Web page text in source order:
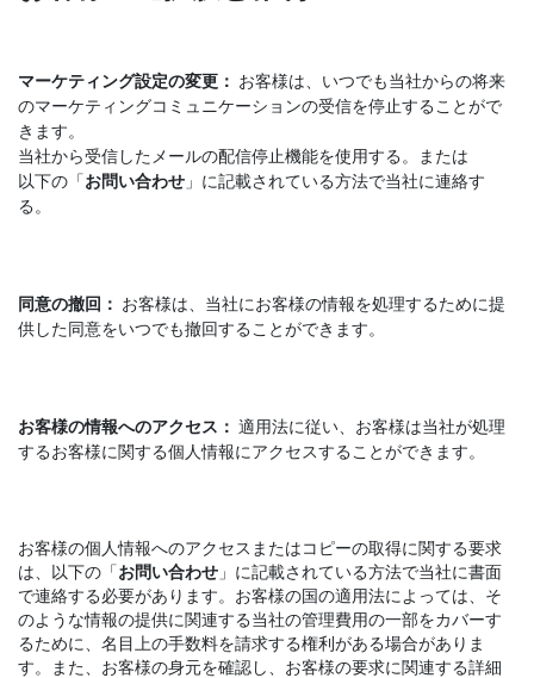
マーケティング設定の変更： お客様は、いつでも当社からの将来
のマーケティングコミュニケーションの受信を停止することがで
きます。
当社から受信したメールの配信停止機能を使用する。または
以下の「お問い合わせ 」に記載されている方法で当社に連絡す
る。
同意の撤回： お客様は、当社にお客様の情報を処理するために提
供した同意をいつでも撤回することができます。
お客様の情報へのアクセス： 適用法に従い、お客様は当社が処理
するお客様に関する個人情報にアクセスすることができます。
お客様の個人情報へのアクセスまたはコピーの取得に関する要求
は、以下の「お問い合わせ 」に記載されている方法で当社に書面
で連絡する必要があります。お客様の国の適用法によっては、そ
のような情報の提供に関連する当社の管理費用の一部をカバーす
るために、名目上の手数料を請求する権利がある場合がありま
す。また、お客様の身元を確認し、お客様の要求に関連する詳細